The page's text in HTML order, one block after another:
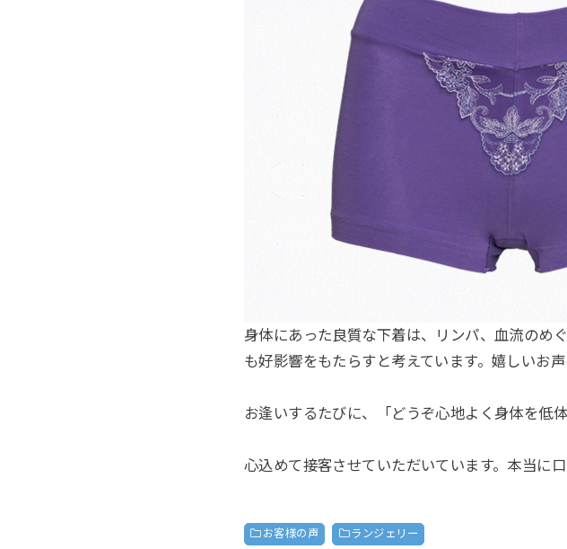
身体にあった良質な下着は、リンパ、血流のめ
も好影響をもたらすと考えています。嬉しいお
お逢いするたびに、「どうぞ心地よく身体を低
心込めて接客させていただいています。本当に
お客様の声 ランジェリー